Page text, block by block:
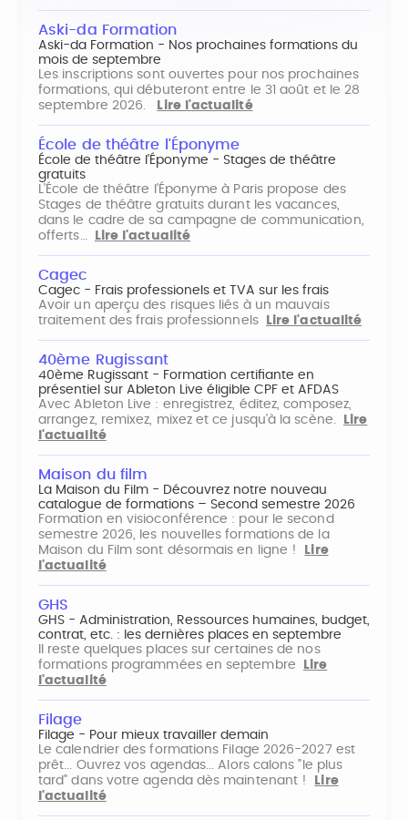
Aski-da Formation
Aski-da Formation - Nos prochaines formations du
mois de septembre
Les inscriptions sont ouvertes pour nos prochaines
formations, qui débuteront entre le 31 août et le 28
septembre 2026.
Lire l'actualité
École de théâtre l'Éponyme
École de théâtre l'Éponyme - Stages de théâtre
gratuits
L'École de théâtre l'Éponyme à Paris propose des
Stages de théâtre gratuits durant les vacances,
dans le cadre de sa campagne de communication,
offerts…
Lire l'actualité
Cagec
Cagec - Frais professionels et TVA sur les frais
Avoir un aperçu des risques liés à un mauvais
traitement des frais professionnels
Lire l'actualité
40ème Rugissant
40ème Rugissant - Formation certifiante en
présentiel sur Ableton Live éligible CPF et AFDAS
Avec Ableton Live : enregistrez, éditez, composez,
arrangez, remixez, mixez et ce jusqu'à la scène.
Lire
l'actualité
Maison du film
La Maison du Film - Découvrez notre nouveau
catalogue de formations – Second semestre 2026
Formation en visioconférence : pour le second
semestre 2026, les nouvelles formations de la
Maison du Film sont désormais en ligne !
Lire
l'actualité
GHS
GHS - Administration, Ressources humaines, budget,
contrat, etc. : les dernières places en septembre
Il reste quelques places sur certaines de nos
formations programmées en septembre
Lire
l'actualité
Filage
Filage - Pour mieux travailler demain
Le calendrier des formations Filage 2026-2027 est
prêt... Ouvrez vos agendas... Alors calons "le plus
tard" dans votre agenda dès maintenant !
Lire
l'actualité